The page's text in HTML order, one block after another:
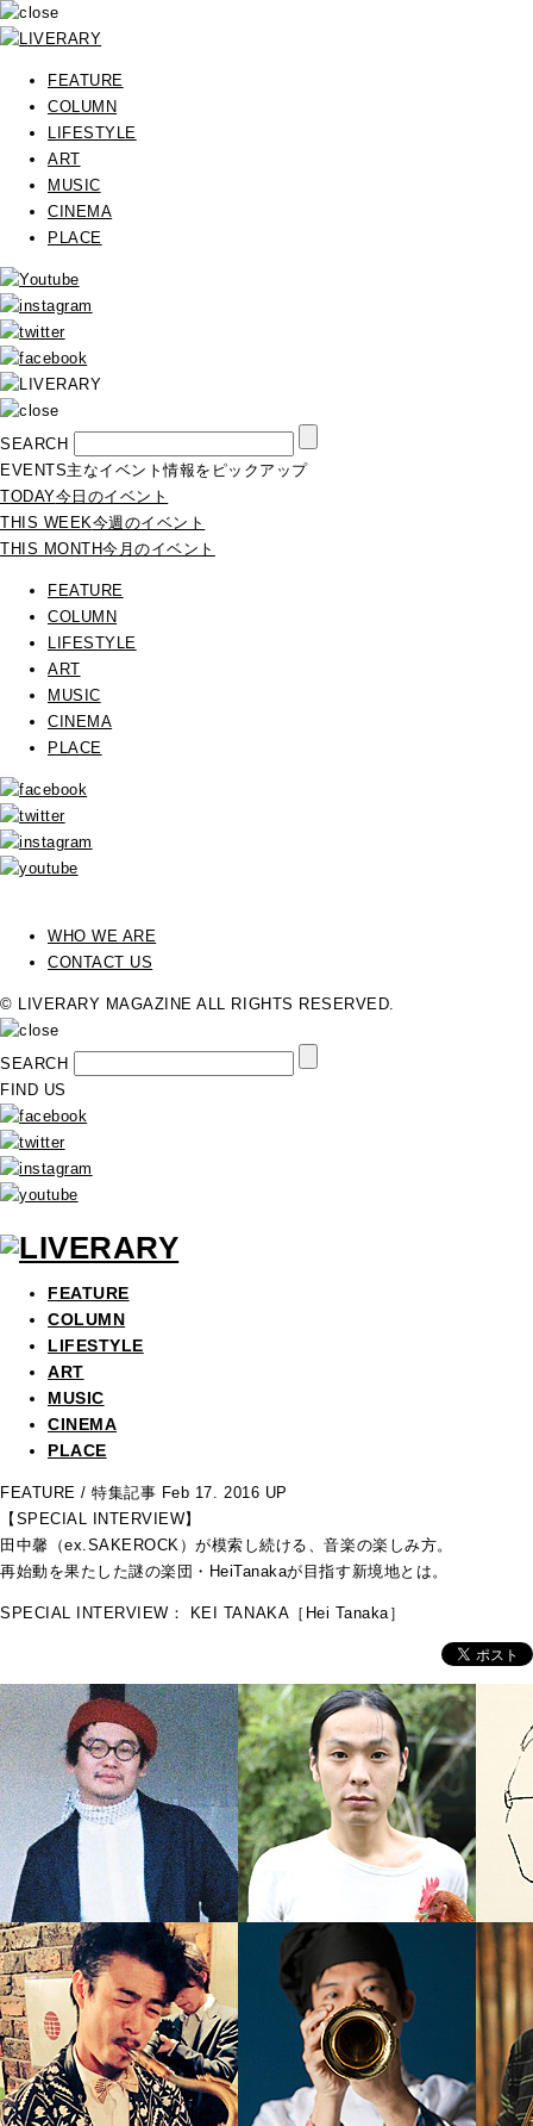
FEATURE
COLUMN
LIFESTYLE
ART
MUSIC
CINEMA
PLACE
SEARCH
EVENTS主なイベント情報をピックアップ
TODAY今日のイベント
THIS WEEK今週のイベント
THIS MONTH今月のイベント
FEATURE
COLUMN
LIFESTYLE
ART
MUSIC
CINEMA
PLACE
WHO WE ARE
CONTACT US
© LIVERARY MAGAZINE ALL RIGHTS RESERVED.
SEARCH
FIND US
FEATURE
COLUMN
LIFESTYLE
ART
MUSIC
CINEMA
PLACE
FEATURE / 特集記事 Feb 17. 2016 UP
【SPECIAL INTERVIEW】
田中馨（ex.SAKEROCK）が模索し続ける、音楽の楽しみ方。
再始動を果たした謎の楽団・HeiTanakaが目指す新境地とは。
SPECIAL INTERVIEW： KEI TANAKA［Hei Tanaka］